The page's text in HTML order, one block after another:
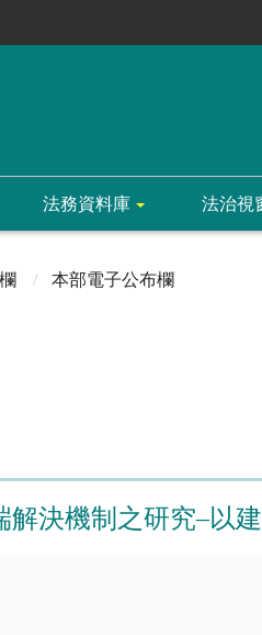
法務資料庫 法治視
本部電子公布欄
解決機制之研究–以